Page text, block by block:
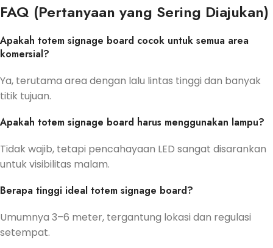
FAQ (Pertanyaan yang Sering Diajukan)
Apakah totem signage board cocok untuk semua area
komersial?
Ya, terutama area dengan lalu lintas tinggi dan banyak
titik tujuan.
Apakah totem signage board harus menggunakan lampu?
Tidak wajib, tetapi pencahayaan LED sangat disarankan
untuk visibilitas malam.
Berapa tinggi ideal totem signage board?
Umumnya 3–6 meter, tergantung lokasi dan regulasi
setempat.